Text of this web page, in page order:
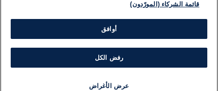
قائمة الشركاء (المورّدون)
أوافق
رفض الكل
عرض الأغراض